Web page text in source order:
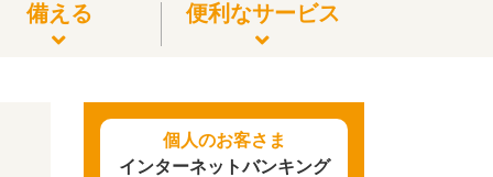
年金の相談
教育ローン
投資信託
備える
遺言・相続
便利なサービス
外貨両替サービス
個人のお客さま
インターネットバンキング